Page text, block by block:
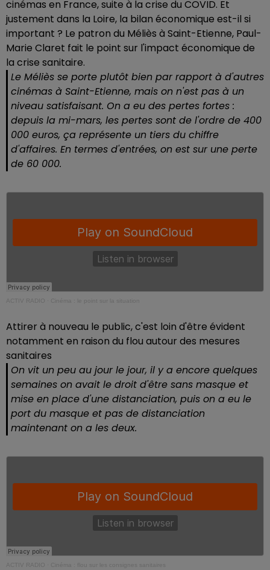
cinémas en France, suite à la crise du COVID. Et
justement dans la Loire, la bilan économique est-il si
important ? Le patron du Méliès à Saint-Etienne, Paul-
Marie Claret fait le point sur l'impact économique de
la crise sanitaire.
Le Méliès se porte plutôt bien par rapport à d'autres
cinémas à Saint-Etienne, mais on n'est pas à un
niveau satisfaisant. On a eu des pertes fortes :
depuis la mi-mars, les pertes sont de l'ordre de 400
000 euros, ça représente un tiers du chiffre
d'affaires. En termes d'entrées, on est sur une perte
de 60 000.
ACTIV RADIO
Attirer à nouveau le public, c'est loin d'être évident
notamment en raison du flou autour des mesures
sanitaires
On vit un peu au jour le jour, il y a encore quelques
semaines on avait le droit d'être sans masque et
mise en place d'une distanciation, puis on a eu le
port du masque et pas de distanciation
maintenant on a les deux.
ACTIV RADIO Cinéma : flou sur les consignes sanitaires